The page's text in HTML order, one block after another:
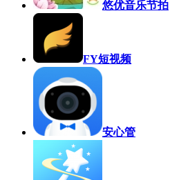
悠优音乐节拍
FY短视频
安心管